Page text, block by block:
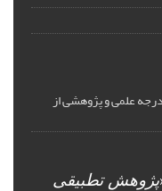
علمی و پژوهشی از
پژوهش تطبیقی